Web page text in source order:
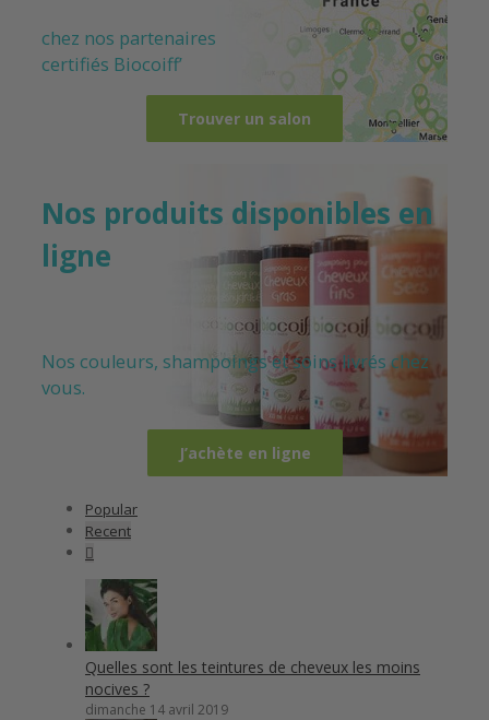
chez nos partenaires
certifiés Biocoiff’
Trouver un salon
Nos produits disponibles en
ligne
Nos couleurs, shampoings et soins livrés chez
vous.
J’achète en ligne
Popular
Recent
Quelles sont les teintures de cheveux les moins
nocives ?
dimanche 14 avril 2019